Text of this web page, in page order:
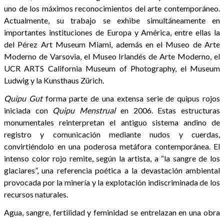
uno de los máximos reconocimientos del arte contemporáneo.
Actualmente, su trabajo se exhibe simultáneamente en
importantes instituciones de Europa y América, entre ellas la
del Pérez Art Museum Miami, además en el Museo de Arte
Moderno de Varsovia, el Museo Irlandés de Arte Moderno, el
UCR ARTS California Museum of Photography, el Museum
Ludwig y la Kunsthaus Zürich.
Quipu Gutforma parte de una extensa serie de quipus rojos
iniciada con Quipu Menstrualen 2006. Estas estructuras
monumentales reinterpretan el antiguo sistema andino de
registro y comunicación mediante nudos y cuerdas,
convirtiéndolo en una poderosa metáfora contemporánea. El
intenso color rojo remite, según la artista, a “la sangre de los
glaciares”, una referencia poética a la devastación ambiental
provocada por la minería y la explotación indiscriminada de los
recursos naturales.
Agua, sangre, fertilidad y feminidad se entrelazan en una obra